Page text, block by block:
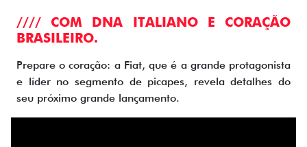
//// COM DNA ITALIANO E CORAÇÃO
BRASILEIRO.
Prepare o coração: a Fiat, que é a grande protagonista
e líder no segmento de picapes, revela detalhes do
seu próximo grande lançamento.